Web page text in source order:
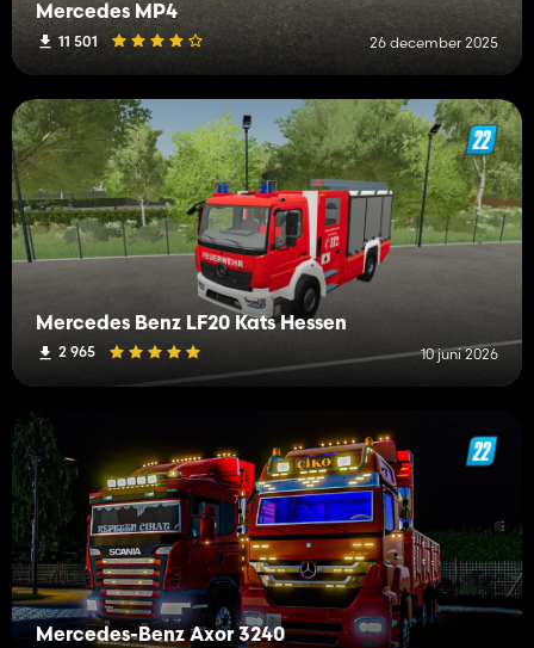
Mercedes MP4
11 501 26 december 2025
Mercedes Benz LF20 Kats Hessen
2 965 10 juni 2026
Mercedes-Benz Axor 3240